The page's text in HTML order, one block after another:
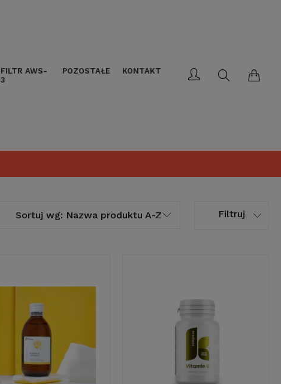
FILTR AWS-
3
POZOSTAŁE KONTAKT
Sortuj wg: Nazwa produktu A-Z Filtruj